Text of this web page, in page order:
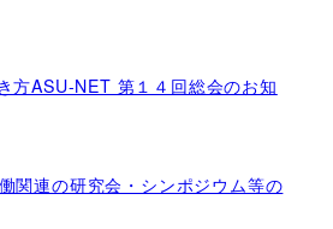
方ASU-NET 第１４回総会のお知
関連の研究会・シンポジウム等の